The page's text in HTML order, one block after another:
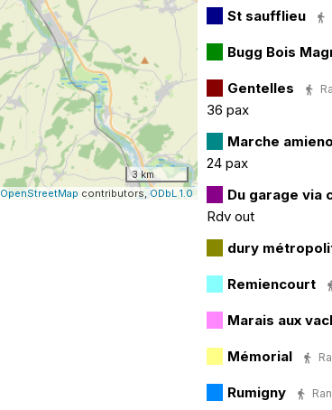
3 km
OpenStreetMap contributors,ODbL 1.0
St saufflieu
Bugg Bois
Gentelles
36 pax
Marche
24 pax
Du garage via
Rdv out
dury
Remiencourt
Marais aux
Mémorial
Rumigny